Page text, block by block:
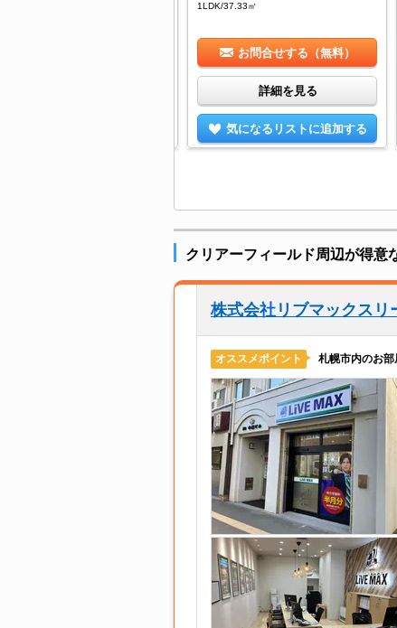
1LDK/37.33㎡
お問合せする（無料）
詳細を見る
気になるリストに追加する
クリアーフィールド周辺が得意
株式会社リブマックスリ
オススメポイント 札幌市内のお部